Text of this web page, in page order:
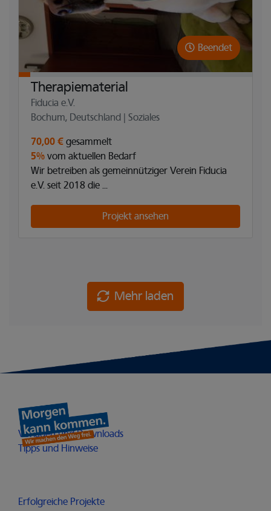
Beendet
Therapiematerial
Fiducia e.V.
Bochum, Deutschland | Soziales
70,00 € gesammelt
5% vom aktuellen Bedarf
Wir betreiben als gemeinnütziger Verein Fiducia
e.V. seit 2018 die ...
Projekt ansehen
Mehr laden
Heimathelden
Vorlagen und DownloadsÖffnet in einem neuen Fenster
Tipps und HinweiseÖffnet in einem neuen Fenster
Erfolgreiche Projekte